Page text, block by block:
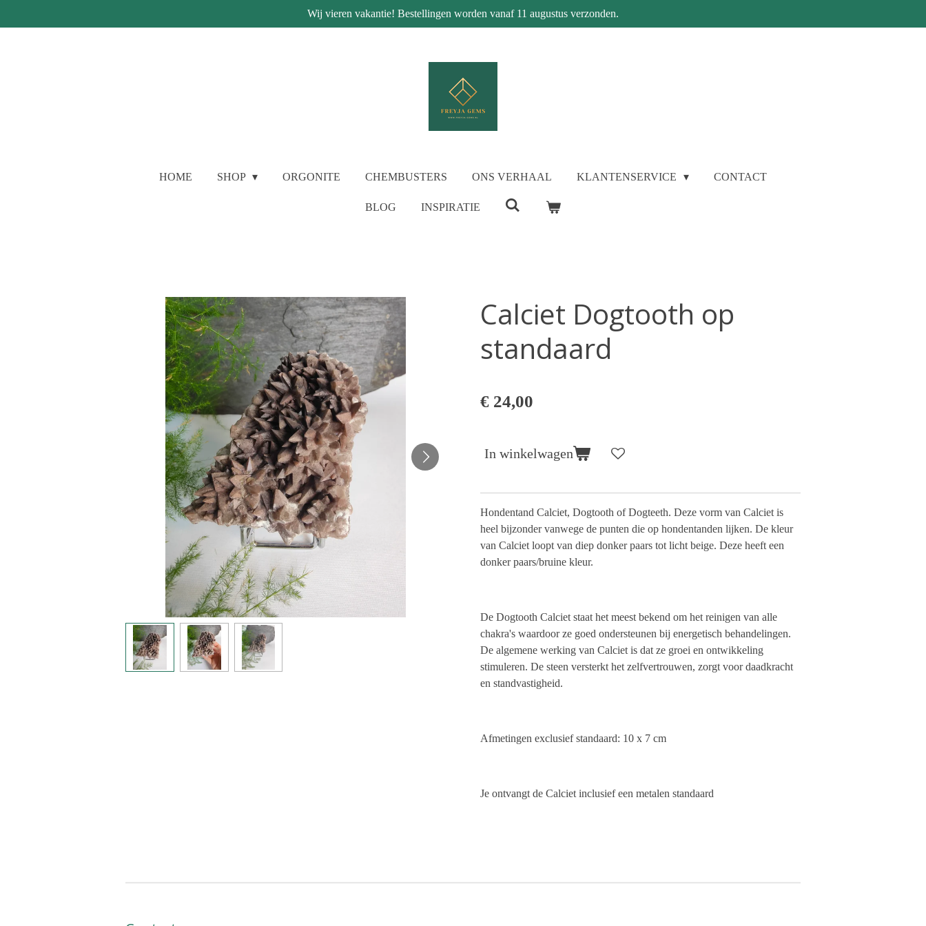
direct
Wij vieren vakantie! Bestellingen worden vanaf 11 augustus verzonden.
HOME SHOP ORGONITE CHEMBUSTERS ONS VERHAAL KLANTENSERVICE CONTACT
BLOG INSPIRATIE
Calciet Dogtooth op
standaard
€ 24,00
In winkelwagen
Hondentand Calciet, Dogtooth of Dogteeth. Deze vorm van Calciet is
heel bijzonder vanwege de punten die op hondentanden lijken. De kleur
van Calciet loopt van diep donker paars tot licht beige. Deze heeft een
donker paars/bruine kleur.
De Dogtooth Calciet staat het meest bekend om het reinigen van alle
chakra's waardoor ze goed ondersteunen bij energetisch behandelingen.
De algemene werking van Calciet is dat ze groei en ontwikkeling
stimuleren. De steen versterkt het zelfvertrouwen, zorgt voor daadkracht
en standvastigheid.
Afmetingen exclusief standaard: 10 x 7 cm
Je ontvangt de Calciet inclusief een metalen standaard